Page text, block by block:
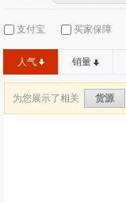
支付宝 买家保障
人气 销量
为您展示了相关 货源